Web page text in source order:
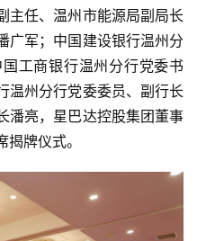
主任、温州市能源局副局长
广军；中国建设银行温州分
工商银行温州分行党委书
温州分行党委委员、副行长
潘亮，星巴达控股集团董事
牌仪式。